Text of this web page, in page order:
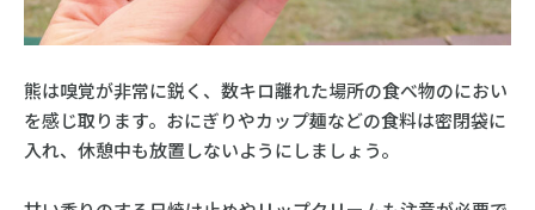
熊は嗅覚が非常に鋭く、数キロ離れた場所の食べ物のにおい
を感じ取ります。おにぎりやカップ麺などの食料は密閉袋に
入れ、休憩中も放置しないようにしましょう。